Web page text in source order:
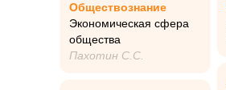
Обществознание
Экономическая сфера
общества
Пахотин С.С.